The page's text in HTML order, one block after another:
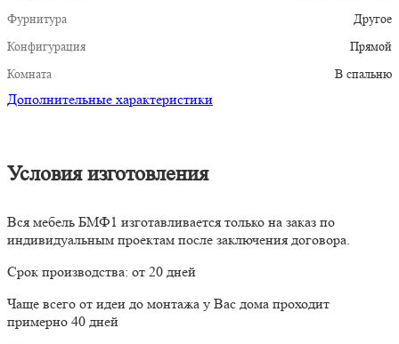
Фурнитура
Другое
Конфигурация
Прямой
Комната
В спальню
Дополнительные характеристики
Условия изготовления
Вся мебель БМФ1 изготавливается только на заказ по
индивидуальным проектам после заключения договора.
Срок производства: от 20 дней
Чаще всего от идеи до монтажа у Вас дома проходит
примерно 40 дней